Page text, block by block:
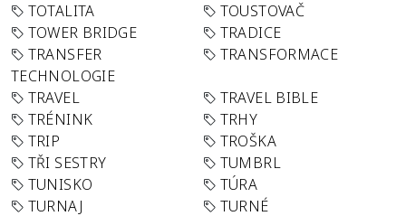
TOTALITA
TOUSTOVAČ
TOWER BRIDGE
TRADICE
TRANSFER
TECHNOLOGIE
TRANSFORMACE
TRAVEL
TRAVEL BIBLE
TRÉNINK
TRHY
TRIP
TROŠKA
TŘI SESTRY
TUMBRL
TUNISKO
TÚRA
TURNAJ
TURNÉ